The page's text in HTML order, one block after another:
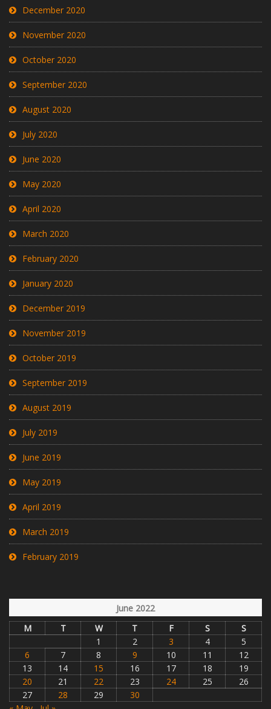
December 2020
November 2020
October 2020
September 2020
August 2020
July 2020
June 2020
May 2020
April 2020
March 2020
February 2020
January 2020
December 2019
November 2019
October 2019
September 2019
August 2019
July 2019
June 2019
May 2019
April 2019
March 2019
February 2019
June 2022
M
T W T F S
S
1
2 3 4
5
6
7 8 9 10 11
12
13
14 15 16 17 18
19
20
21 22 23 24 25
26
27
28 29
30